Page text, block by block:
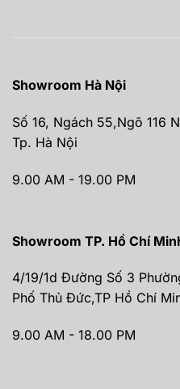
Showroom Hà Nội
Số 16, Ngách 55,Ngõ 116
Tp. Hà Nội
9.00 AM - 19.00 PM
Showroom TP. Hồ Chí
4/19/1d Đường Số 3
Phố Thủ Đức,TP Hồ Chí
9.00 AM - 18.00 PM